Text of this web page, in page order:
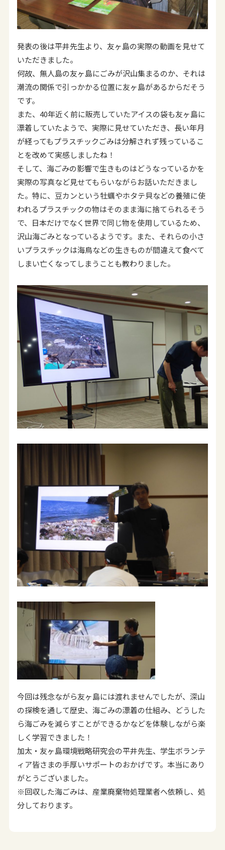
発表の後は平井先生より、友ヶ島の実際の動画を見せて
いただきました。
何故、無人島の友ヶ島にごみが沢山集まるのか、それは
潮流の関係で引っかかる位置に友ヶ島があるからだそう
です。
また、40年近く前に販売していたアイスの袋も友ヶ島に
漂着していたようで、実際に見せていただき、長い年月
が経ってもプラスチックごみは分解されず残っているこ
とを改めて実感しましたね！
そして、海ごみの影響で生きものはどうなっているかを
実際の写真など見せてもらいながらお話いただきまし
た。特に、豆カンという牡蠣やホタテ貝などの養殖に使
われるプラスチックの物はそのまま海に捨てられるそう
で、日本だけでなく世界で同じ物を使用しているため、
沢山海ごみとなっているようです。また、それらの小さ
いプラスチックは海鳥などの生きものが間違えて食べて
しまい亡くなってしまうことも教わりました。
今回は残念ながら友ヶ島には渡れませんでしたが、深山
の探検を通して歴史、海ごみの漂着の仕組み、どうした
ら海ごみを減らすことができるかなどを体験しながら楽
しく学習できました！
加太・友ヶ島環境戦略研究会の平井先生、学生ボランテ
ィア皆さまの手厚いサポートのおかげです。本当にあり
がとうございました。
※回収した海ごみは、産業廃棄物処理業者へ依頼し、処
分しております。